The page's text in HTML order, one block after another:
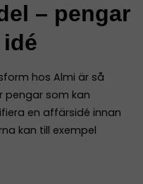
– pengar
hos Almi är så
pengar som kan
en affärsidé innan
kan till exempel